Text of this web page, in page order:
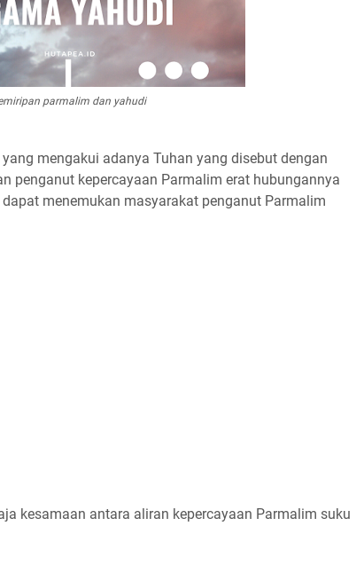
parmalim dan yahudi
mengakui adanya Tuhan yang disebut dengan
penganut kepercayaan Parmalim erat hubungannya
menemukan masyarakat penganut Parmalim
kesamaan antara aliran kepercayaan Parmalim suku